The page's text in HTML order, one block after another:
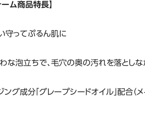
ーム商品特長】
守ってぷるん肌に
な泡立ちで、毛穴の奥の汚れを落としな
グ成分「グレープシードオイル」配合（